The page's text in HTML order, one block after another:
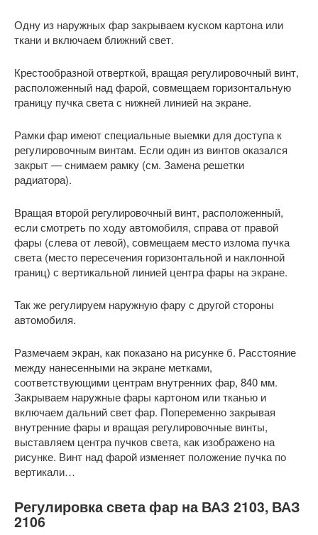
Одну из наружных фар закрываем куском картона или
ткани и включаем ближний свет.
Крестообразной отверткой, вращая регулировочный винт,
расположенный над фарой, совмещаем горизонтальную
границу пучка света с нижней линией на экране.
Рамки фар имеют специальные выемки для доступа к
регулировочным винтам. Если один из винтов оказался
закрыт — снимаем рамку (см. Замена решетки
радиатора).
Вращая второй регулировочный винт, расположенный,
если смотреть по ходу автомобиля, справа от правой
фары (слева от левой), совмещаем место излома пучка
света (место пересечения горизонтальной и наклонной
границ) с вертикальной линией центра фары на экране.
Так же регулируем наружную фару с другой стороны
автомобиля.
Размечаем экран, как показано на рисунке б. Расстояние
между нанесенными на экране метками,
соответствующими центрам внутренних фар, 840 мм.
Закрываем наружные фары картоном или тканью и
включаем дальний свет фар. Попеременно закрывая
внутренние фары и вращая регулировочные винты,
выставляем центра пучков света, как изображено на
рисунке. Винт над фарой изменяет положение пучка по
вертикали…
Регулировка света фар на ВАЗ 2103, ВАЗ
2106